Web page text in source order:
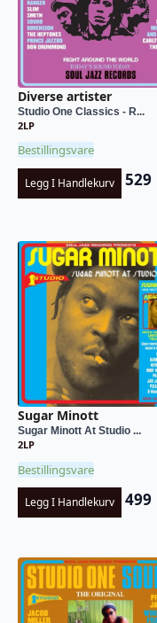
Diverse artister
Studio One Classics - R...
2LP
Bestillingsvare
Legg I Handlekurv 529
Sugar Minott
Sugar Minott At Studio ...
2LP
Bestillingsvare
Legg I Handlekurv 499